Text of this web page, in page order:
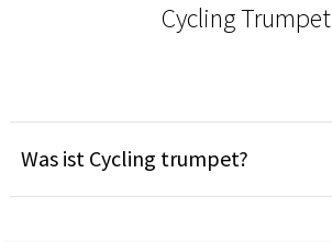
Cycling Trumpet
Was ist Cycling trumpet?